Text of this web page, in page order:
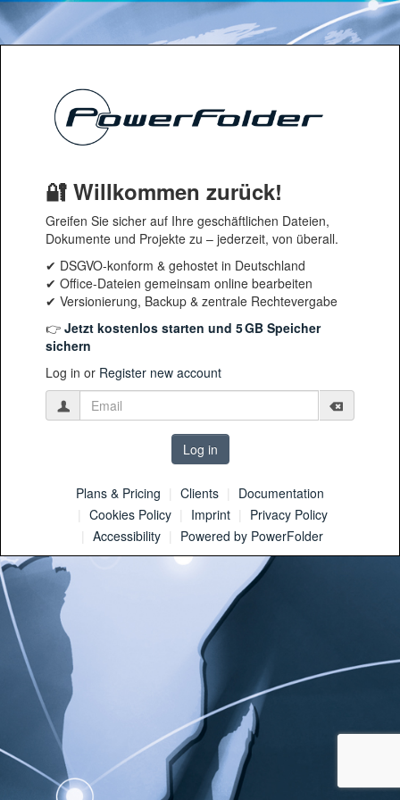
Skip to content
🔐 Willkommen zurück!
Greifen Sie sicher auf Ihre geschäftlichen Dateien,
Dokumente und Projekte zu – jederzeit, von überall.
✔ DSGVO-konform & gehostet in Deutschland
✔ Office-Dateien gemeinsam online bearbeiten
✔ Versionierung, Backup & zentrale Rechtevergabe
👉 Jetzt kostenlos starten und 5 GB Speicher
sichern
Log in
Log in or Register new account
Email
Clear
Plans & Pricing Clients
Documentation
Cookies Policy
Imprint
Privacy Policy
Accessibility
Powered by PowerFolder